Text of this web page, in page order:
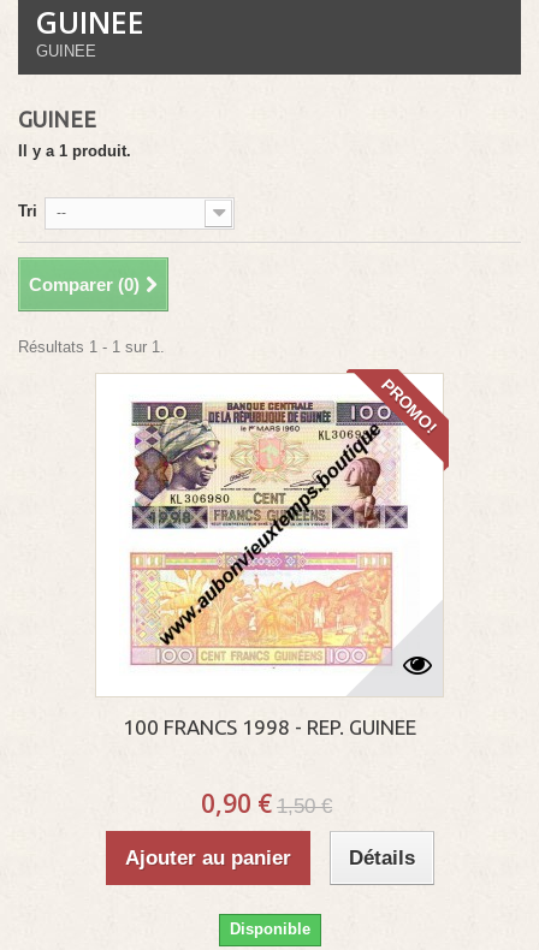
GUINEE
GUINEE
GUINEE
Il y a 1 produit.
Tri --
Comparer (0)
Résultats 1 - 1 sur 1.
PROMO!
100 FRANCS 1998 - REP. GUINEE
0,90 € 1,50 €
Ajouter au panier Détails
Disponible